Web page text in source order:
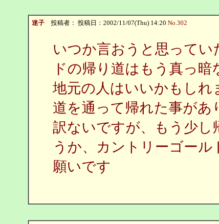
迷子投稿者： 投稿日：2002/11/07(Thu) 14:20 No.302
いつか言おうと思って
ドの帰り道はもう真っ
地元の人はいいかもしれ
道を通って帰れた事が
訳ないですが、もう少し
うか、カントリーゴー
願いです